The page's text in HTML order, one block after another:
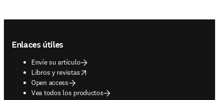
Enlaces útiles
Envíe su artículo
Libros y revistas
opens in new tab/window
Open access
Vea todos los productos